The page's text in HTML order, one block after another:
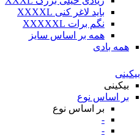
باید لاغر کنی XXXXL
نگم برات XXXXXL
همه بر اساس سایز
همه بادی
بیکینی
بیکینی
بر اساس نوع
بر اساس نوع
-
-